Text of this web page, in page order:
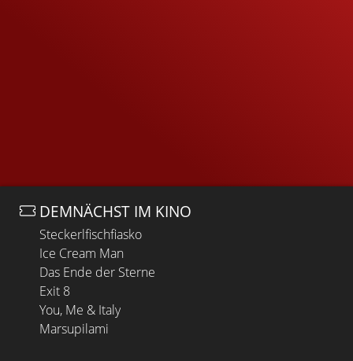
DEMNÄCHST IM KINO
Steckerlfischfiasko
Ice Cream Man
Das Ende der Sterne
Exit 8
You, Me & Italy
Marsupilami